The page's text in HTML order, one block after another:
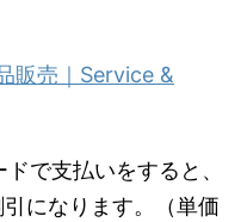
販売｜Service &
で支払いをすると、
になります。（単価